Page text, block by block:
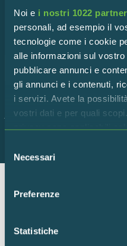
Noi e i nostri 1022 partner
personali, ad esempio il
tecnologie come i cookie
alle informazioni sul
pubblicare annunci e
gli annunci e i contenuti,
i servizi. Avete la
vostri dati e per quali
privacy sono applicabili
modificare o revocare il
momento dalla
raccogliere
geografica, con
delNecessari
Preferenze
Statistiche
Rimani in contatto con la
ultime novità!
Dichiaro di accettare i
policy
Ente per la gestione della
Via Europa 5 –